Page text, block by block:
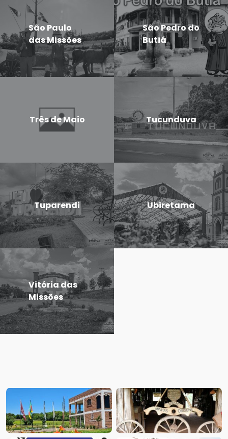
São Paulo
das Missões
São Pedro do
Butiá
Três de Maio Tucunduva
Tuparendi Ubiretama
Vitória das
Missões